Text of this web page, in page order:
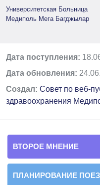
Университетская Больница
Медиполь Мега Багджылар
Дата поступления:
Дата обновления:
Создал: Совет по веб-
здравоохранения
ВТОРОЕ МНЕНИЕ
ПЛАНИРОВАНИЕ